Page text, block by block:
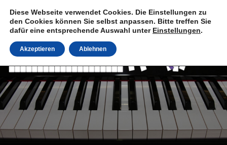
Inhalt
springen
Diese Webseite verwendet Cookies. Die Einstellungen zu
den Cookies können Sie selbst anpassen. Bitte treffen Sie
dafür eine entsprechende Auswahl unter Einstellungen.
Akzeptieren Ablehnen